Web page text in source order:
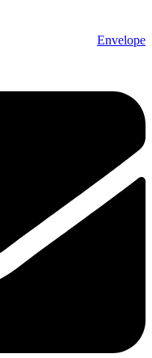
Envelope